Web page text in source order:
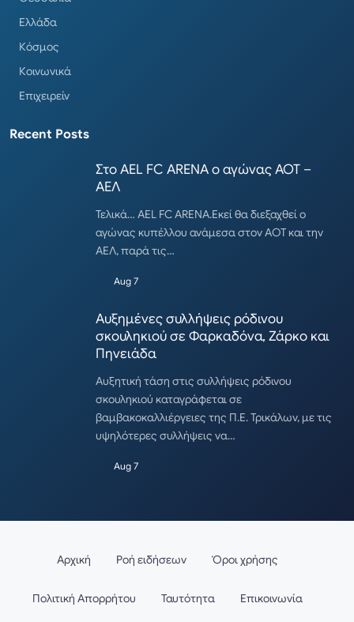
Ελλάδα
Κόσμος
Κοινωνικά
Επιχειρείν
Recent Posts
Στο AEL FC ARENA ο αγώνας ΑΟΤ –
ΑΕΛ
Τελικά… AEL FC ARENA.Εκεί θα διεξαχθεί ο
αγώνας κυπέλλου ανάμεσα στον ΑΟΤ και την
ΑΕΛ, παρά τις…
Aug 7
Αυξημένες συλλήψεις ρόδινου
σκουληκιού σε Φαρκαδόνα, Ζάρκο και
Πηνειάδα
Αυξητική τάση στις συλλήψεις ρόδινου
σκουληκιού καταγράφεται σε
βαμβακοκαλλιέργειες της Π.Ε. Τρικάλων, με τις
υψηλότερες συλλήψεις να…
Aug 7
Αρχική Ροή ειδήσεων Όροι χρήσης
Πολιτική Απορρήτου Ταυτότητα Επικοινωνία